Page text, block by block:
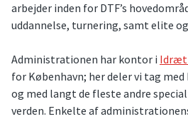
arbejder inden for DTF’s
uddannelse, turnering, samt elite
Administrationen har kontor i
for København; her deler vi tag med
og med langt de fleste andre
verden. Enkelte af